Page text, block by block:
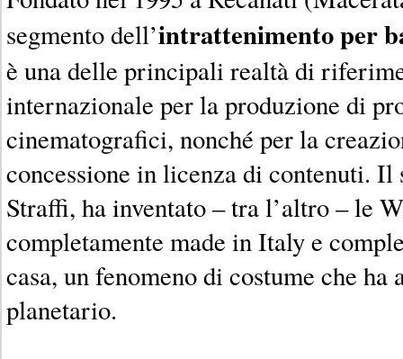
segmento dell’intrattenimento per
è una delle principali realtà di
internazionale per la produzione di
cinematografici, nonché per la
concessione in licenza di contenuti.
Straffi, ha inventato – tra l’altro – le
completamente made in Italy e
casa, un fenomeno di costume che ha
planetario.